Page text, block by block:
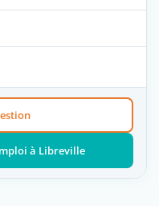
à Libreville